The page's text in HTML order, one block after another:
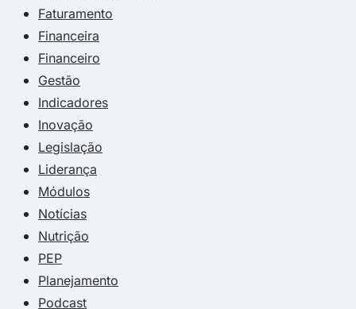
Faturamento
Financeira
Financeiro
Gestão
Indicadores
Inovação
Legislação
Liderança
Módulos
Notícias
Nutrição
PEP
Planejamento
Podcast